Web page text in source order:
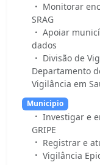
Monitorar
SRAG
Apoiar
dados
Divisão de
Departamento
Vigilância em
Municipio
Investigar e
GRIPE
Registrar e
Vigilância